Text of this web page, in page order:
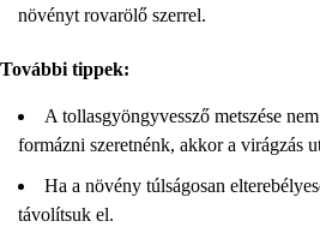
növényt rovarölő szerrel.
További tippek:
A tollasgyöngyvessző metszése
formázni szeretnénk, akkor a virágzás
Ha a növény túlságosan
távolítsuk el.